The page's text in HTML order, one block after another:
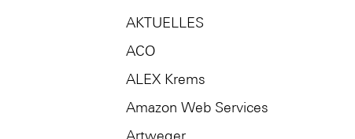
AKTUELLES
ACO
ALEX Krems
Amazon Web Services
Artweger